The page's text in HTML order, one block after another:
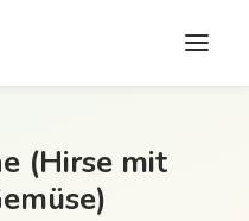
(Hirse mit